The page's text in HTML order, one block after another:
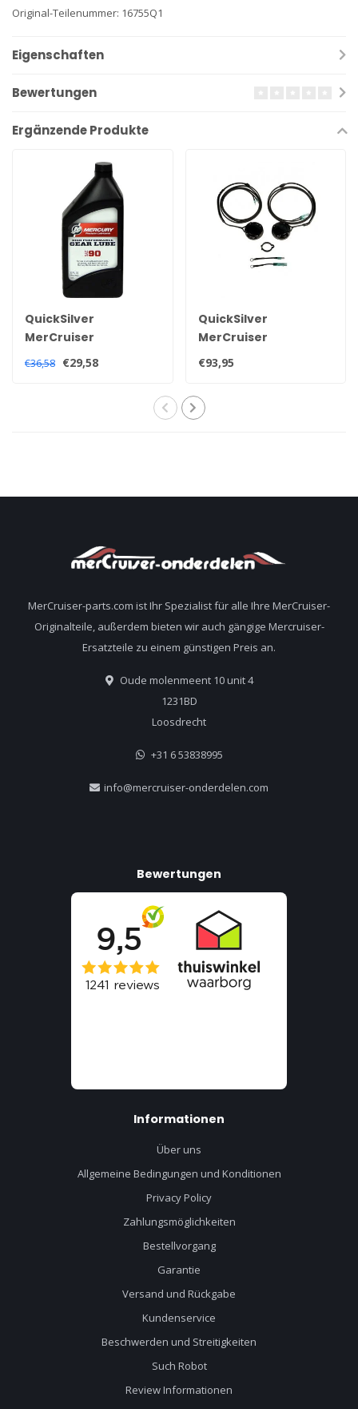
Original-Teilenummer: 16755Q1
Eigenschaften
Bewertungen
Ergänzende Produkte
QuickSilver
MerCruiser
Quicksilver-
Hochleistungs-
€36,58 €29,58
QuickSilver
MerCruiser
Trimmsensor- und
Gebersatz für alle
Heckteile 805320A03
€93,95
MerCruiser-parts.com ist Ihr Spezialist für alle Ihre MerCruiser-
Originalteile, außerdem bieten wir auch gängige Mercruiser-
Ersatzteile zu einem günstigen Preis an.
Oude molenmeent 10 unit 4
1231BD
Loosdrecht
+31 6 53838995
info@mercruiser-onderdelen.com
Bewertungen
Informationen
Über uns
Allgemeine Bedingungen und Konditionen
Privacy Policy
Zahlungsmöglichkeiten
Bestellvorgang
Garantie
Versand und Rückgabe
Kundenservice
Beschwerden und Streitigkeiten
Such Robot
Review Informationen